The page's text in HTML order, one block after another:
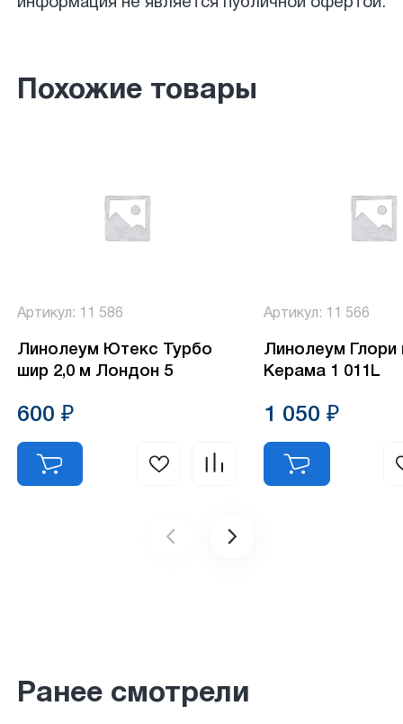
Похожие товары
Артикул: 11 586
Линолеум Ютекс Турбо
шир 2,0 м Лондон 5
600 ₽
Артикул: 11 566
Линолеум Глори
Керама 1 011L
1 050 ₽
Ранее смотрели